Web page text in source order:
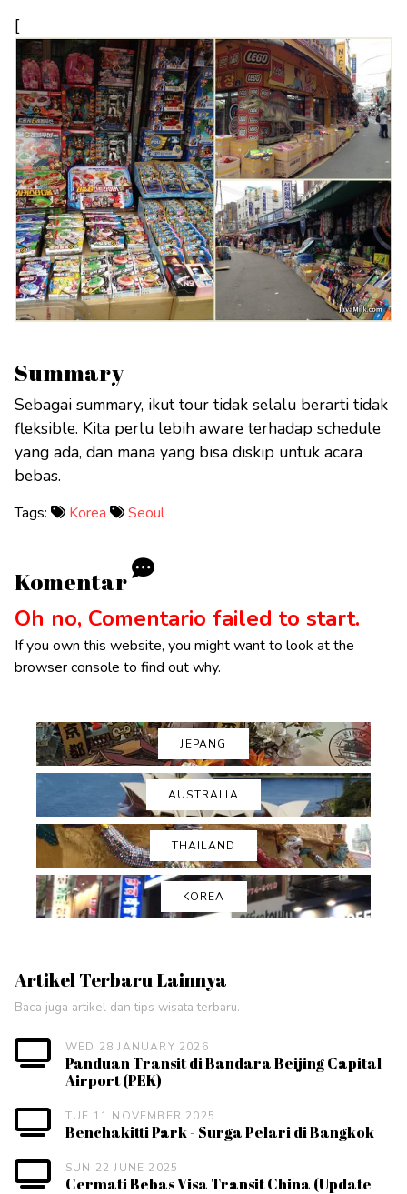
[
Summary
Sebagai summary, ikut tour tidak selalu berarti tidak
fleksible. Kita perlu lebih aware terhadap schedule
yang ada, dan mana yang bisa diskip untuk acara
bebas.
Tags: Korea Seoul
Komentar
Oh no, Comentario failed to start.
If you own this website, you might want to look at the
browser console to find out why.
JEPANG
AUSTRALIA
THAILAND
KOREA
Artikel Terbaru Lainnya
Baca juga artikel dan tips wisata terbaru.
WED 28 JANUARY 2026
Panduan Transit di Bandara Beijing Capital
Airport (PEK)
TUE 11 NOVEMBER 2025
Benchakitti Park - Surga Pelari di Bangkok
SUN 22 JUNE 2025
Cermati Bebas Visa Transit China (Update